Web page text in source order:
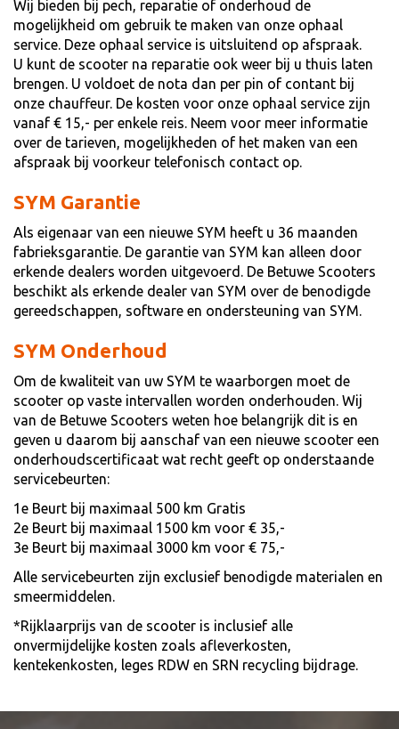
Wij bieden bij pech, reparatie of onderhoud de
mogelijkheid om gebruik te maken van onze ophaal
service. Deze ophaal service is uitsluitend op afspraak.
U kunt de scooter na reparatie ook weer bij u thuis laten
brengen. U voldoet de nota dan per pin of contant bij
onze chauffeur. De kosten voor onze ophaal service zijn
vanaf € 15,- per enkele reis. Neem voor meer informatie
over de tarieven, mogelijkheden of het maken van een
afspraak bij voorkeur telefonisch contact op.
SYM Garantie
Als eigenaar van een nieuwe SYM heeft u 36 maanden
fabrieksgarantie. De garantie van SYM kan alleen door
erkende dealers worden uitgevoerd. De Betuwe Scooters
beschikt als erkende dealer van SYM over de benodigde
gereedschappen, software en ondersteuning van SYM.
SYM Onderhoud
Om de kwaliteit van uw SYM te waarborgen moet de
scooter op vaste intervallen worden onderhouden. Wij
van de Betuwe Scooters weten hoe belangrijk dit is en
geven u daarom bij aanschaf van een nieuwe scooter een
onderhoudscertificaat wat recht geeft op onderstaande
servicebeurten:
1e Beurt bij maximaal 500 km Gratis
2e Beurt bij maximaal 1500 km voor € 35,-
3e Beurt bij maximaal 3000 km voor € 75,-
Alle servicebeurten zijn exclusief benodigde materialen en
smeermiddelen.
*Rijklaarprijs van de scooter is inclusief alle
onvermijdelijke kosten zoals afleverkosten,
kentekenkosten, leges RDW en SRN recycling bijdrage.